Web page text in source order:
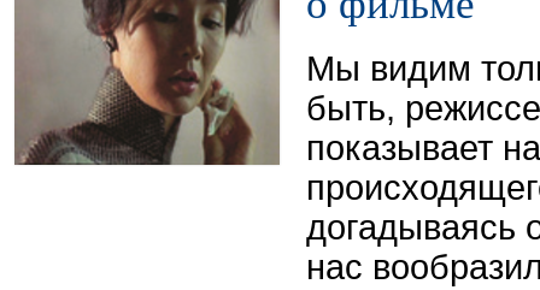
Мы видим
быть,
показывает
догадываясь
нас